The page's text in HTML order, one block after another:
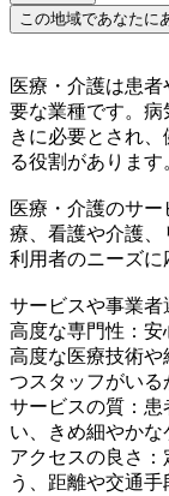
この地域であなたに
医療・介護は患
要な業種です。病
きに必要とされ
る役割があります
医療・介護のサ
療、看護や介護
利用者のニーズに
サービスや事業者
高度な専門性：安
高度な医療技術
つスタッフがいる
サービスの質：
い、きめ細やか
アクセスの良さ
う、距離や交通